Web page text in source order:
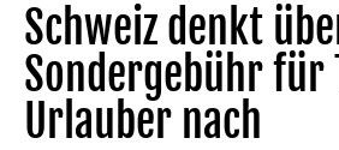
Schweiz denkt
Sondergebühr
Urlauber nach